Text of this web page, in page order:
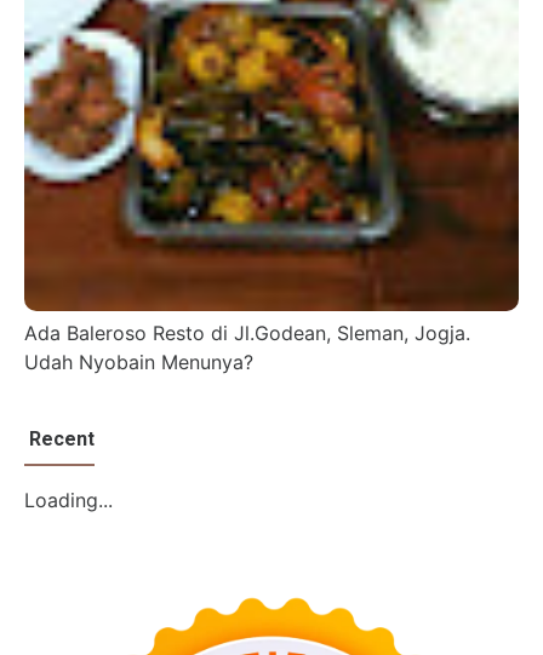
Ada Baleroso Resto di Jl.Godean, Sleman, Jogja.
Udah Nyobain Menunya?
Recent
Loading...